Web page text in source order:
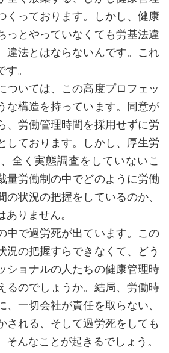
くっております。しかし、健康
っとやっていなくても労基法違
違法とはならないんです。これ
。
ついては、この高度プロフェッ
な構造を持っています。同意が
、労働管理時間を採用せずに労
しております。しかし、厚生労
全く実態調査をしていないこ
量労働制の中でどのように労働
の状況の把握をしているのか、
りません。
中で過労死が出ています。この
況の把握すらできなくて、どう
ショナルの人たちの健康管理時
るのでしょうか。結局、労働時
、一切会社が責任を取らない、
される、そして過労死をしても
そんなことが起きるでしょう。